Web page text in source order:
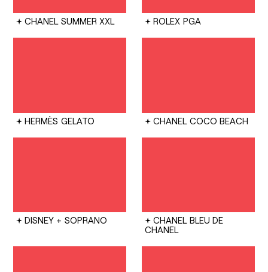
CHANEL SUMMER XXL ROLEX PGA
HERMÈS GELATO CHANEL COCO BEACH
DISNEY + SOPRANO CHANEL BLEU DE
CHANEL